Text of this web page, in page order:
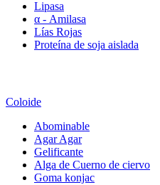
Lipasa
α - Amilasa
Lías Rojas
Proteína de soja aislada
Coloide
Abominable
Agar Agar
Gelificante
Alga de Cuerno de ciervo
Goma konjac